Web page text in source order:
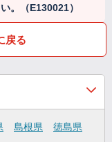
。（E130021）
戻る
島根県
徳島県